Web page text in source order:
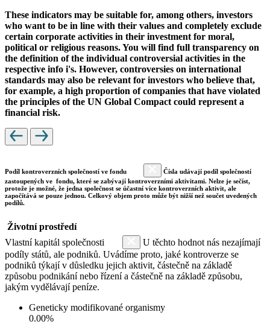
These indicators may be suitable for, among others, investors
who want to be in line with their values and completely exclude
certain corporate activities in their investment for moral,
political or religious reasons. You will find full transparency on
the definition of the individual controversial activities in the
respective info i's. However, controversies on international
standards may also be relevant for investors who believe that,
for example, a high proportion of companies that have violated
the principles of the UN Global Compact could represent a
financial risk.
Podíl kontroverzních společností ve fondu
Čísla udávají podíl společností
zastoupených ve fondu, které se zabývají kontroverzními aktivitami. Nelze je sečíst,
protože je možné, že jedna společnost se účastní více kontroverzních aktivit, ale
započítává se pouze jednou. Celkový objem proto může být nižší než součet uvedených
podílů.
Životní prostředí
Vlastní kapitál společnosti
U těchto hodnot nás nezajímají
podíly států, ale podniků. Uvádíme proto, jaké kontroverze se
podniků týkají v důsledku jejich aktivit, částečně na základě
způsobu podnikání nebo řízení a částečně na základě způsobu,
jakým vydělávají peníze.
Geneticky modifikované organismy
0.00%